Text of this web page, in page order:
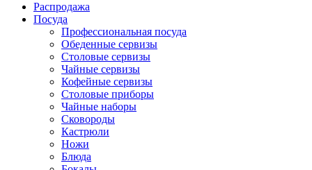
Распродажа
Посуда
Профессиональная посуда
Обеденные сервизы
Столовые сервизы
Чайные сервизы
Кофейные сервизы
Столовые приборы
Чайные наборы
Сковороды
Кастрюли
Ножи
Блюда